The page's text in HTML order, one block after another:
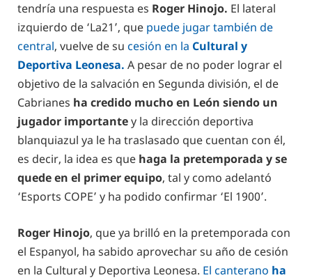
tendría una respuesta es Roger Hinojo. El lateral
izquierdo de ‘La21’, que puede jugar también de
central, vuelve de su cesión en la Cultural y
Deportiva Leonesa. A pesar de no poder lograr el
objetivo de la salvación en Segunda división, el de
Cabrianes ha credido mucho en León siendo un
jugador importantey la dirección deportiva
blanquiazul ya le ha traslasado que cuentan con él,
es decir, la idea es que haga la pretemporada y se
quede en el primer equipo, tal y como adelantó
‘Esports COPE’ y ha podido confirmar ‘El 1900’.
Roger Hinojo, que ya brilló en la pretemporada con
el Espanyol, ha sabido aprovechar su año de cesión
en la Cultural y Deportiva Leonesa. El canterano ha